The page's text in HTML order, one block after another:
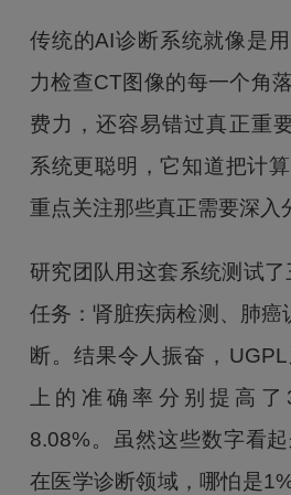
传统的AI诊断系统就像是
力检查CT图像的每一个角
费力，还容易错过真正重
系统更聪明，它知道把计
重点关注那些真正需要深入
研究团队用这套系统测试
任务：肾脏疾病检测、肺癌
断。结果令人振奋，
上的准确率分别提高了
8.08%。虽然这些数字看
在医学诊断领域，哪怕是